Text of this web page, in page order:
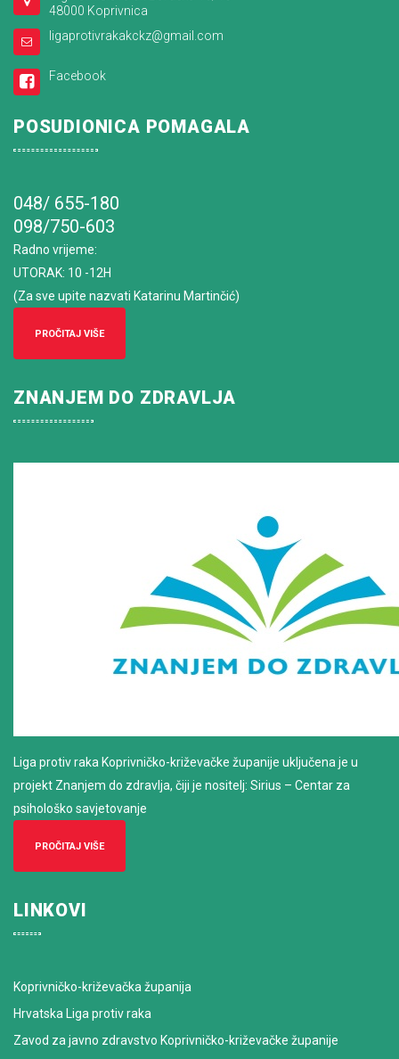
48000 Koprivnica
ligaprotivrakakckz@gmail.com
Facebook
POSUDIONICA POMAGALA
048/ 655-180
098/750-603
Radno vrijeme:
UTORAK: 10 -12H
(Za sve upite nazvati Katarinu Martinčić)
PROČITAJ VIŠE
ZNANJEM DO ZDRAVLJA
Liga protiv raka Koprivničko-križevačke županije uključena je u
projekt Znanjem do zdravlja, čiji je nositelj: Sirius – Centar za
psihološko savjetovanje
PROČITAJ VIŠE
LINKOVI
Koprivničko-križevačka županija
Hrvatska Liga protiv raka
Zavod za javno zdravstvo Koprivničko-križevačke županije